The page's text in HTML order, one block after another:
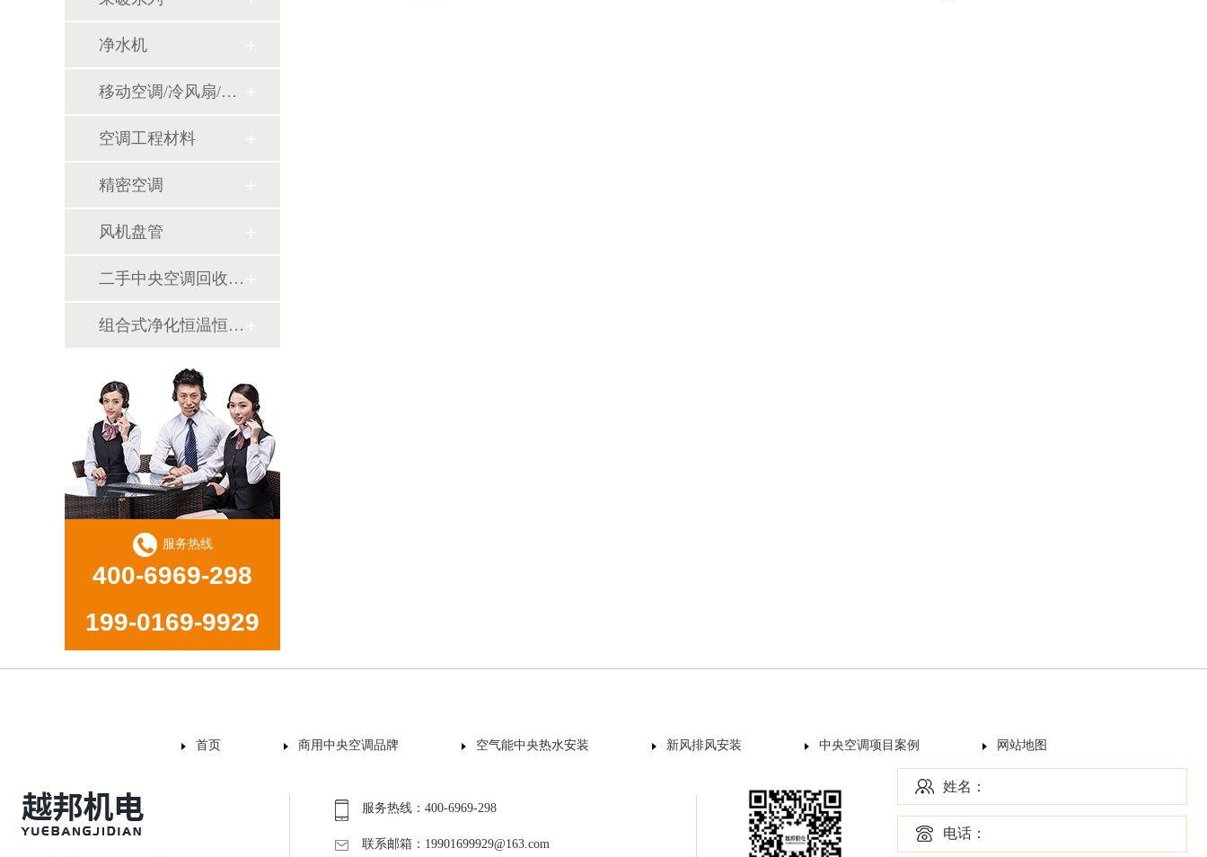
净水机
移动空调/冷风扇/风幕机
空调工程材料
精密空调
风机盘管
二手中央空调回收销售
组合式净化恒温恒湿机
服务热线
400-6969-298
199-0169-9929
首页 商用中央空调品牌 空气能中央热水安装 新风排风安装 中央空调项目案例 网站地图
服务热线：400-6969-298
联系邮箱：19901699929@163.com
姓名：
电话：